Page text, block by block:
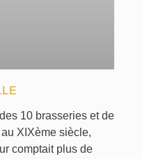
10 brasseries et de
XIXème siècle,
comptait plus de